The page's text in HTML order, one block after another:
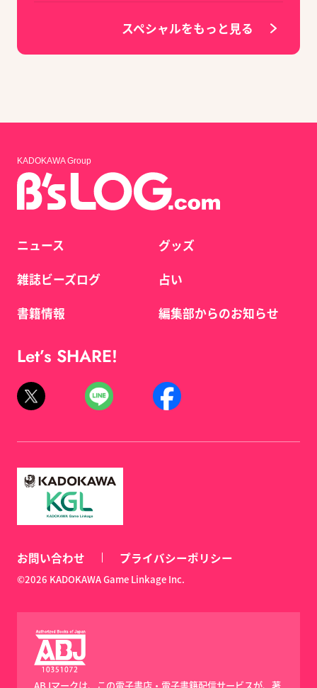
スペシャルをもっと見る
KADOKAWA Group
ニュース
雑誌ビーズログ
書籍情報
グッズ
占い
編集部からのお知らせ
Let’s SHARE!
お問い合わせ プライバシーポリシー
©2026 KADOKAWA Game Linkage Inc.